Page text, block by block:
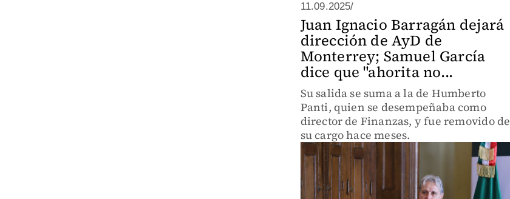
11.09.2025/
Juan Ignacio Barragán dejará
dirección de AyD de
Monterrey; Samuel García
dice que "ahorita no...
Su salida se suma a la de Humberto
Panti, quien se desempeñaba como
director de Finanzas, y fue removido de
su cargo hace meses.